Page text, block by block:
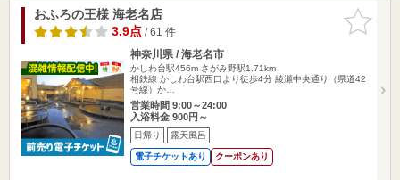
お気に入
りに追加
おふろの王様 海老名店
3.9点/ 61 件
神奈川県 / 海老名市
かしわ台駅456m さがみ野駅1.71km
相鉄線 かしわ台駅西口より徒歩4分 綾瀬中央通り（県道42
号線）か…
営業時間 9:00～24:00
入浴料金 900円～
日帰り 露天風呂
電子チケットあり クーポンあり